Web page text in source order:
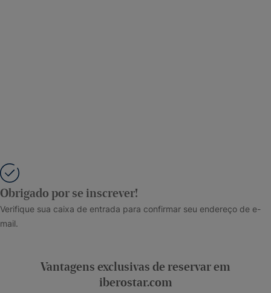
Obrigado por se inscrever!
Verifique sua caixa de entrada para confirmar seu endereço de e-
mail.
Vantagens exclusivas de reservar em
iberostar.com